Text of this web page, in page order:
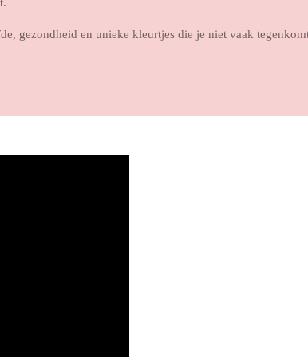
gezondheid en unieke kleurtjes die je niet vaak